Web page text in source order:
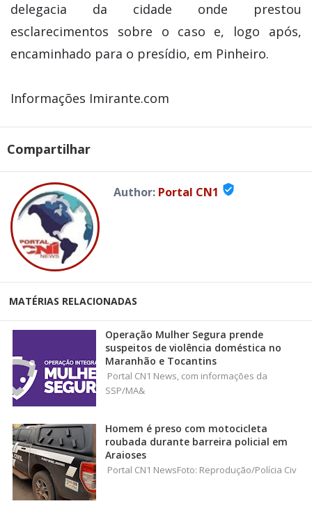
delegacia da cidade onde prestou
esclarecimentos sobre o caso e, logo após,
encaminhado para o presídio, em Pinheiro.
Informações Imirante.com
Compartilhar
Author: Portal CN1 verified_user
MATÉRIAS RELACIONADAS
Operação Mulher Segura prende
suspeitos de violência doméstica no
Maranhão e Tocantins
Portal CN1 News, com informações da
SSP/MA&
Homem é preso com motocicleta
roubada durante barreira policial em
Araioses
Portal CN1 NewsFoto: Reprodução/Polícia Civ